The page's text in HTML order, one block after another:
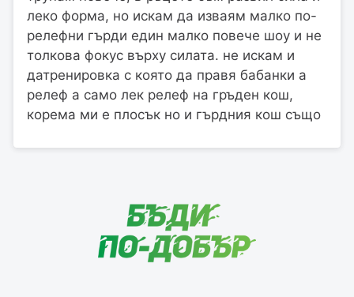
леко форма, но искам да изваям малко по-
релефни гърди един малко повече шоу и не
толкова фокус върху силата. не искам и
датренировка с която да правя бабанки а
релеф а само лек релеф на гръден кош,
корема ми е плосък но и гърдния кош също